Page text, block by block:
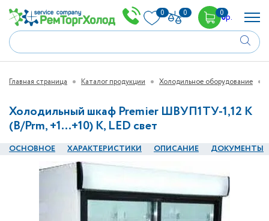
0 0 00р.
Главная страница Каталог продукции Холодильное оборудование
Холодильный шкаф Premier ШВУП1ТУ-1,12 К
(В/Prm, +1…+10) К, LED свет
ОСНОВНОЕ ХАРАКТЕРИСТИКИ ОПИСАНИЕ ДОКУМЕНТЫ